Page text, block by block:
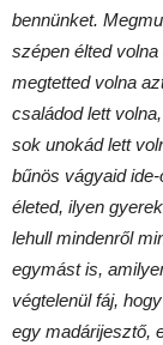
bennünket.
szépen élted
megtetted volna
családod lett
sok unokád lett
bűnös vágyaid
életed, ilyen
lehull mindenről
egymást is,
végtelenül fáj,
egy madárijesztő,